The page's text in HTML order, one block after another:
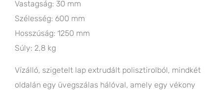
Vastagság: 30 mm
Szélesség: 600 mm
Hosszúság: 1250 mm
Súly: 2,8 kg
Vízálló, szigetelt lap extrudált polisztirolból, mindkét
oldalán egy üvegszálas hálóval, amely egy vékony